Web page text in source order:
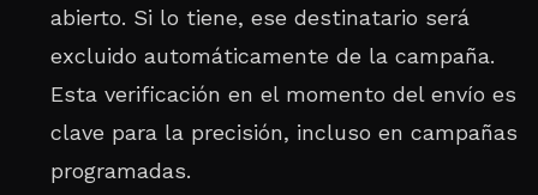
abierto. Si lo tiene, ese destinatario será
excluido automáticamente de la campaña.
Esta verificación en el momento del envío es
clave para la precisión, incluso en campañas
programadas.